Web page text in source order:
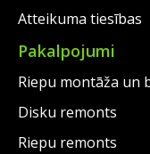
Atteikuma tiesības
Pakalpojumi
Riepu montāža un
Disku remonts
Riepu remonts